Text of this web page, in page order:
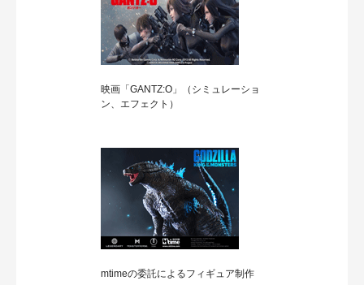
映画「GANTZ:O」（シミュレーショ
ン、エフェクト）
mtimeの委託によるフィギュア制作